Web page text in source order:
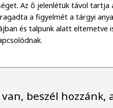
Az ő jelenlétük távol tartja
a figyelmét a tárgyi
és talpunk alatt eltemetve
beszél hozzánk,